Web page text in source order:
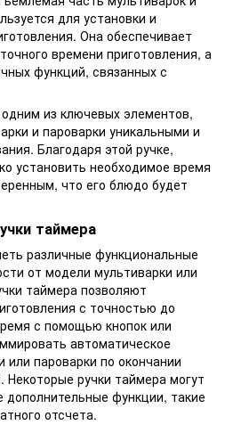
для установки и
Она обеспечивает
времени приготовления, а
функций, связанных с
из ключевых элементов,
и пароварки уникальными и
Благодаря этой ручке,
установить необходимое время
что его блюдо будет
таймера
различные функциональные
от модели мультиварки или
таймера позволяют
с точностью до
с помощью кнопок или
автоматическое
пароварки по окончании
Некоторые ручки таймера могут
функции, такие
отсчета.